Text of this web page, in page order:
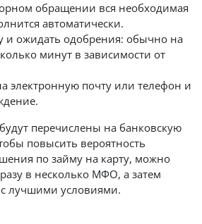
обращении вся необходимая
автоматически.
и ожидать одобрения: обычно на
минут в зависимости от
электронную почту или телефон и
перечислены на банковскую
повысить вероятность
по займу на карту, можно
в несколько МФО, а затем
лучшими условиями.